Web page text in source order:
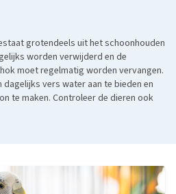
grotendeels uit het schoonhouden
worden verwijderd en de
moet regelmatig worden vervangen.
vers water aan te bieden en
te maken. Controleer de dieren ook